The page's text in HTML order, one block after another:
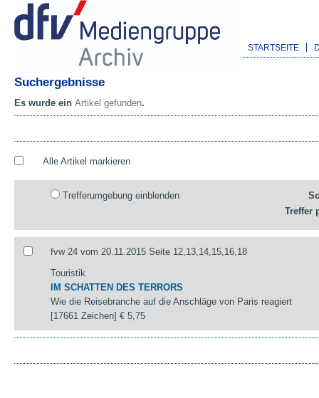
STARTSEITE
Suchergebnisse
Es wurde ein Artikel gefunden.
Alle Artikel markieren
Trefferumgebung einblenden
Treffer
fvw 24 vom 20.11.2015 Seite 12,13,14,15,16,18
Touristik
IM SCHATTEN DES TERRORS
Wie die Reisebranche auf die Anschläge von Paris reagiert
[17661 Zeichen]€ 5,75